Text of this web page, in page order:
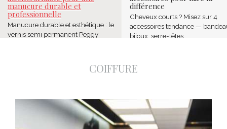
: le
différence
Cheveux courts ? Misez sur 4
accessoires tendance — bandeaux,
bijoux, serre-têtes ...
réinvente la
Dans un marché
une nouvelle
attire l’attention ...
COIFFURE